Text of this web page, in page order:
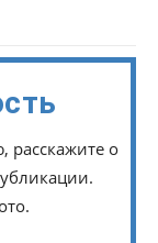
расскажите о